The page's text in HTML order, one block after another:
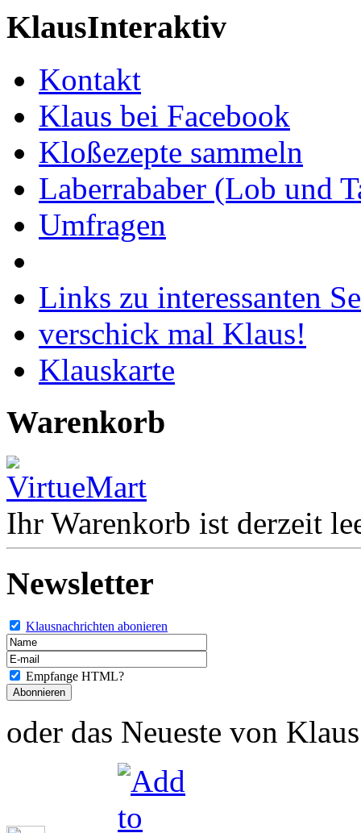
KlausInteraktiv
Kontakt
Klaus bei Facebook
Kloßezepte sammeln
Laberrababer (Lob und
Umfragen
Links zu interessanten
verschick mal Klaus!
Klauskarte
Warenkorb
Ihr Warenkorb ist derzeit
Newsletter
Klausnachrichten abonieren
Empfange HTML?
oder das Neueste von